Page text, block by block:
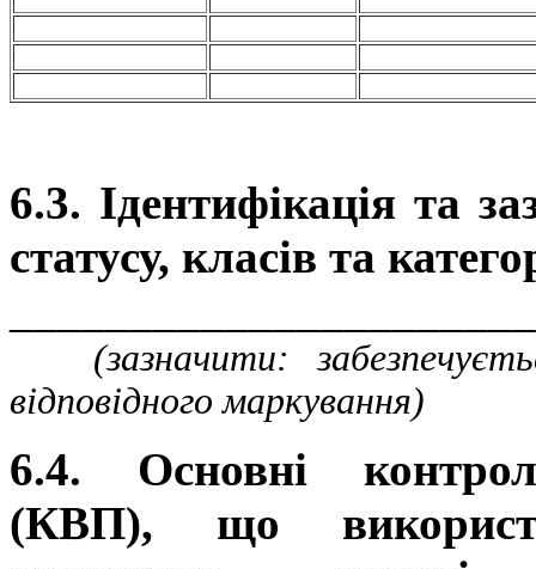
6.3. Ідентифікація та
статусу, класів та
(зазначити:
відповідного маркування)
6.4. Основні
(КВП), що